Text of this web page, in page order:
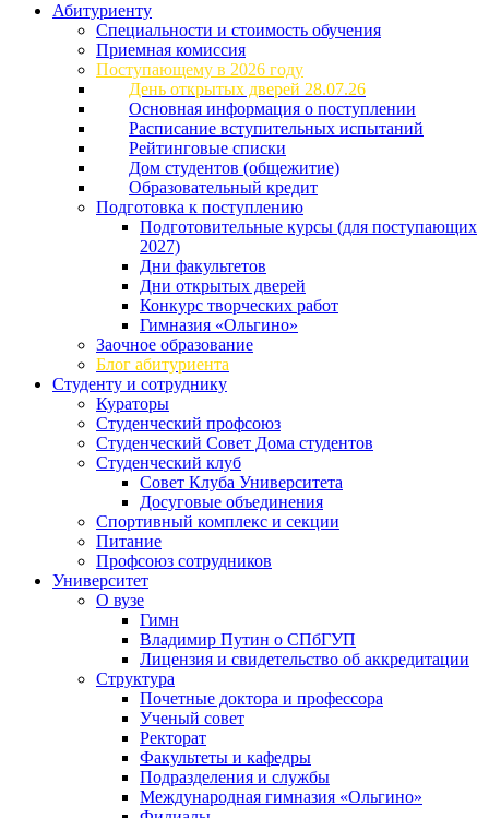
Абитуриенту
Специальности и стоимость обучения
Приемная комиссия
Поступающему в 2026 году
День открытых дверей 28.07.26
Основная информация о поступлении
Расписание вступительных испытаний
Рейтинговые списки
Дом студентов (общежитие)
Образовательный кредит
Подготовка к поступлению
Подготовительные курсы (для поступающих
2027)
Дни факультетов
Дни открытых дверей
Конкурс творческих работ
Гимназия «Ольгино»
Заочное образование
Блог абитуриента
Студенту и сотруднику
Кураторы
Студенческий профсоюз
Студенческий Совет Дома студентов
Студенческий клуб
Совет Клуба Университета
Досуговые объединения
Спортивный комплекс и секции
Питание
Профсоюз сотрудников
Университет
О вузе
Гимн
Владимир Путин о СПбГУП
Лицензия и свидетельство об аккредитации
Структура
Почетные доктора и профессора
Ученый совет
Ректорат
Факультеты и кафедры
Подразделения и службы
Международная гимназия «Ольгино»